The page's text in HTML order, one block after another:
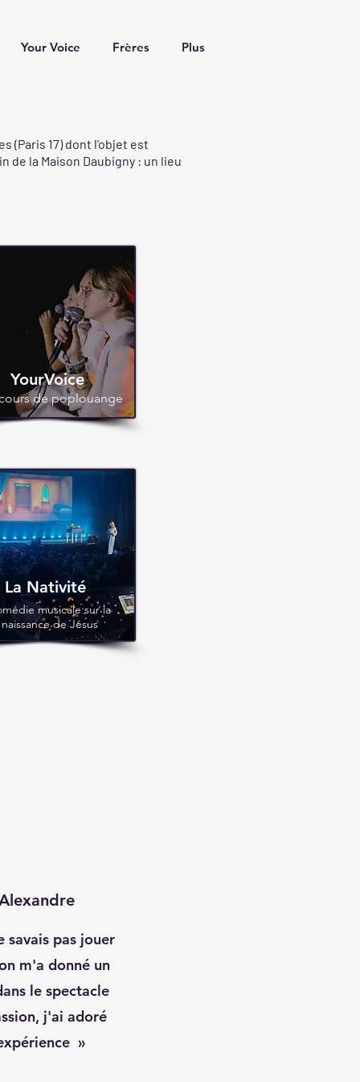
Your Voice Frères Plus
(Paris 17) dont l'objet est
la Maison Daubigny : un lieu
YourVoice
de poplouange
La Nativité
musicale sur la
naissance de Jésus
savais pas jouer
m'a donné un
le spectacle
j'ai adoré
»